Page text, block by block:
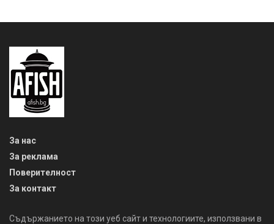
За нас
За реклама
Поверителност
За контакт
Съдържанието на този уеб сайт и технологиите, използвани в